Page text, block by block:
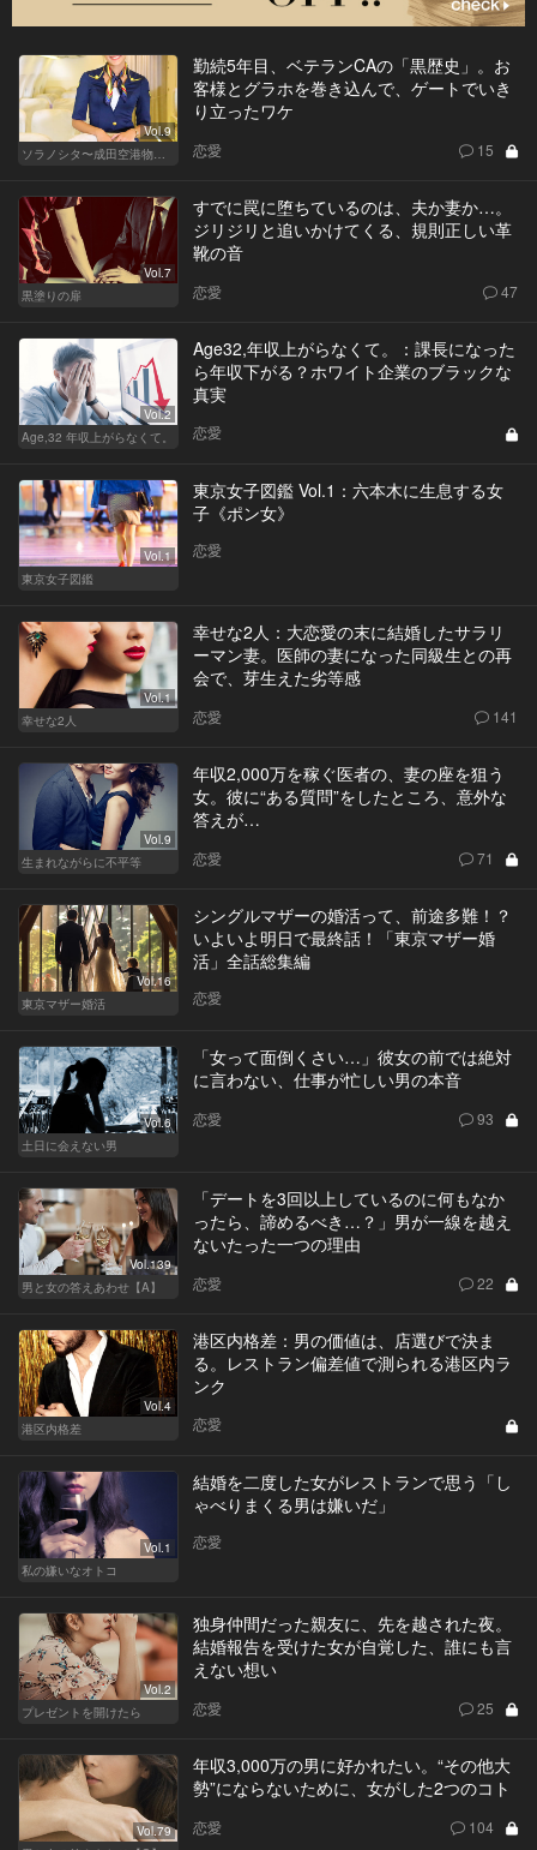
Vol.9
ソラノシタ〜成田空港物語〜
勤続5年目、ベテランCAの「黒歴史」。お
客様とグラホを巻き込んで、ゲートでいき
り立ったワケ
恋愛 15
Vol.7
黒塗りの扉
すでに罠に堕ちているのは、夫か妻か…。
ジリジリと追いかけてくる、規則正しい革
靴の音
恋愛 47
Vol.2
Age,32 年収上がらなくて。
Age32,年収上がらなくて。：課長になった
ら年収下がる？ホワイト企業のブラックな
真実
恋愛
Vol.1
東京女子図鑑
東京女子図鑑 Vol.1：六本木に生息する女
子《ポン女》
恋愛
Vol.1
幸せな2人
幸せな2人：大恋愛の末に結婚したサラリ
ーマン妻。医師の妻になった同級生との再
会で、芽生えた劣等感
恋愛 141
Vol.9
生まれながらに不平等
年収2,000万を稼ぐ医者の、妻の座を狙う
女。彼に“ある質問”をしたところ、意外な
答えが…
恋愛 71
Vol.16
東京マザー婚活
シングルマザーの婚活って、前途多難！？
いよいよ明日で最終話！「東京マザー婚
活」全話総集編
恋愛
Vol.6
土日に会えない男
「女って面倒くさい…」彼女の前では絶対
に言わない、仕事が忙しい男の本音
恋愛 93
Vol.139
男と女の答えあわせ【A】
「デートを3回以上しているのに何もなか
ったら、諦めるべき…？」男が一線を越え
ないたった一つの理由
恋愛 22
Vol.4
港区内格差
港区内格差：男の価値は、店選びで決ま
る。レストラン偏差値で測られる港区内ラ
ンク
恋愛
Vol.1
私の嫌いなオトコ
結婚を二度した女がレストランで思う「し
ゃべりまくる男は嫌いだ」
恋愛
Vol.2
プレゼントを開けたら
独身仲間だった親友に、先を越された夜。
結婚報告を受けた女が自覚した、誰にも言
えない想い
恋愛 25
Vol.79
年収3,000万の男に好かれたい。“その他大
勢”にならないために、女がした2つのコト
恋愛 104